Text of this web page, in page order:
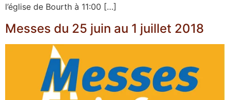
l’église de Bourth à 11:00 […]
Messes du 25 juin au 1 juillet 2018